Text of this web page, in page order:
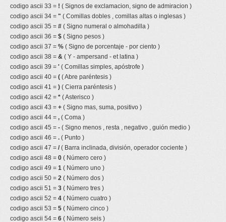
codigo ascii 33 = ! ( Signos de exclamacion, signo de admiracion )
codigo ascii 34 = " ( Comillas dobles , comillas altas o inglesas )
codigo ascii 35 = # ( Signo numeral o almohadilla )
codigo ascii 36 = $ ( Signo pesos )
codigo ascii 37 = % ( Signo de porcentaje - por ciento )
codigo ascii 38 = & ( Y - ampersand - et latina )
codigo ascii 39 = ' ( Comillas simples, apóstrofe )
codigo ascii 40 = ( ( Abre paréntesis )
codigo ascii 41 = ) ( Cierra paréntesis )
codigo ascii 42 = * ( Asterisco )
codigo ascii 43 = + ( Signo mas, suma, positivo )
codigo ascii 44 = , ( Coma )
codigo ascii 45 = - ( Signo menos , resta , negativo , guión medio )
codigo ascii 46 = . ( Punto )
codigo ascii 47 = /( Barra inclinada, división, operador cociente )
codigo ascii 48 = 0 ( Número cero )
codigo ascii 49 = 1 ( Número uno )
codigo ascii 50 = 2 ( Número dos )
codigo ascii 51 = 3 ( Número tres )
codigo ascii 52 = 4 ( Número cuatro )
codigo ascii 53 = 5 ( Número cinco )
codigo ascii 54 = 6 ( Número seis )